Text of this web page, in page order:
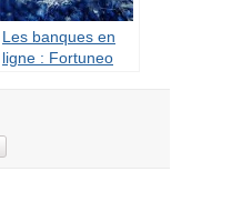
Les banques en
ligne : Fortuneo